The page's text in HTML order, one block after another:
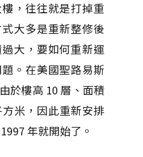
，往往就是打掉重
大多是重新整修後
大，要如何重新運
。在美國聖路易斯
於樓高 10 層、面積
米，因此重新安排
年就開始了。